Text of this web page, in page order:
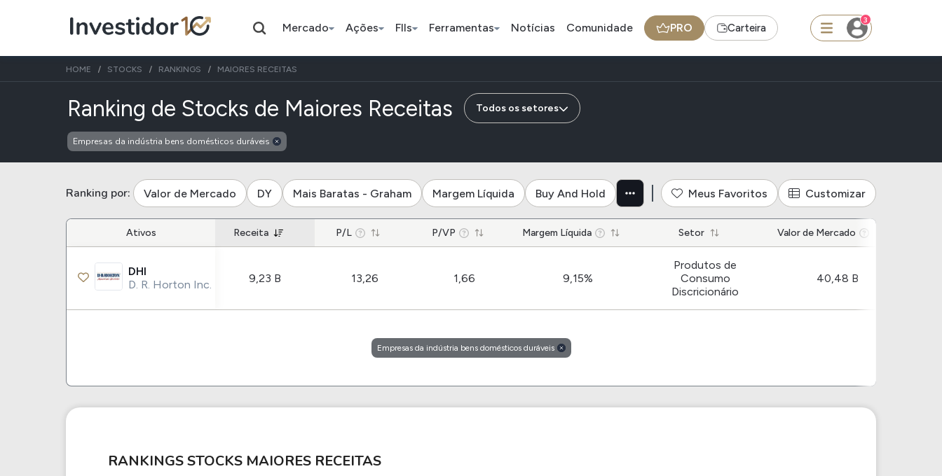
Mercado Ações FIIs Ferramentas Notícias Comunidade PRO Carteira
3
Assuntos do momento
Índice Ação
Petrobras
Ação
Bradesco
BDR
JBS
FII
TRXF11
Ferramenta
Dividendos
Itausa
Ambev
ETFs
IVVB11
Stocks
Apple
Meta
Coca-Cola
Criptomoedas
Ethereum
Ideias
Radar do Dividendo Inteligente
Carteiras Recomendadas
HOME STOCKS RANKINGS MAIORES RECEITAS
Ranking de Stocks de Maiores Receitas de empresas da indústria bens domésticos
Todos os setores
Empresas da indústria bens domésticos duráveis
Ranking por: Valor de Mercado DY Mais Baratas - Graham Margem Líquida Buy And Hold Meus Favoritos Customizar
Ativos Receita P/L P/VP Margem Líquida Setor Valor de Mercado
DHI
D. R. Horton Inc.
9,23 B 13,26 1,66 9,15%
Produtos de
Consumo
Discricionário
40,48 B
Empresas da indústria bens domésticos duráveis
RANKINGS STOCKS MAIORES RECEITAS